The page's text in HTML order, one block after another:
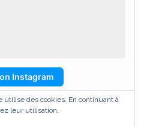
Instagram
utilise des cookies. En continuant à
leur utilisation.